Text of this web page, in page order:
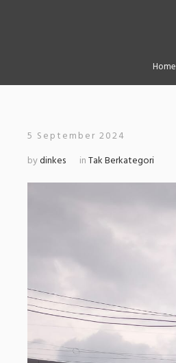
Home
5 September 2024
bydinkes inTak Berkategori